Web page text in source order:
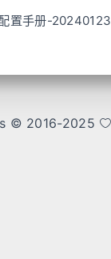
置手册-20240123
© 2016-2025